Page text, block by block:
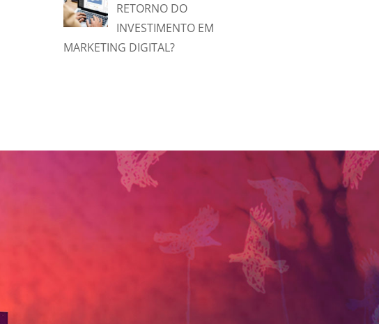
RETORNO DO
INVESTIMENTO EM
MARKETING DIGITAL?